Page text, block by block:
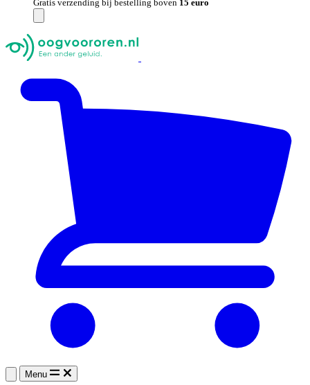
Gratis verzending bij bestelling boven 15 euro
Menu